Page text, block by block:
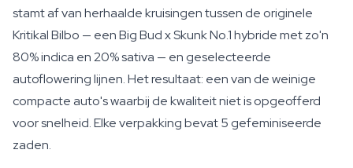
stamt af van herhaalde kruisingen tussen de originele
Kritikal Bilbo — een Big Bud x Skunk No.1 hybride met zo'n
80% indica en 20% sativa — en geselecteerde
autoflowering lijnen. Het resultaat: een van de weinige
compacte auto's waarbij de kwaliteit niet is opgeofferd
voor snelheid. Elke verpakking bevat 5 gefeminiseerde
zaden.